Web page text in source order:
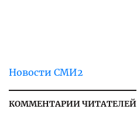
Новости СМИ2
КОММЕНТАРИИ ЧИТАТЕЛЕЙ